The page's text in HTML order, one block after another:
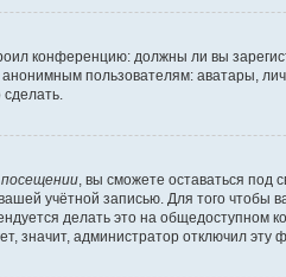
конференцию: должны ли вы
пользователям: аватары,
сделать.
, вы сможете оставаться под
учётной записью. Для того
делать это на общедоступном
значит, администратор отключил эту